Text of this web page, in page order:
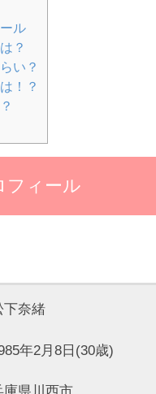
ル
？
い？
！？
フィール
緒
2月8日(30歳)